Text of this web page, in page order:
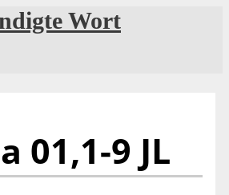
Wort
01,1-9 JL